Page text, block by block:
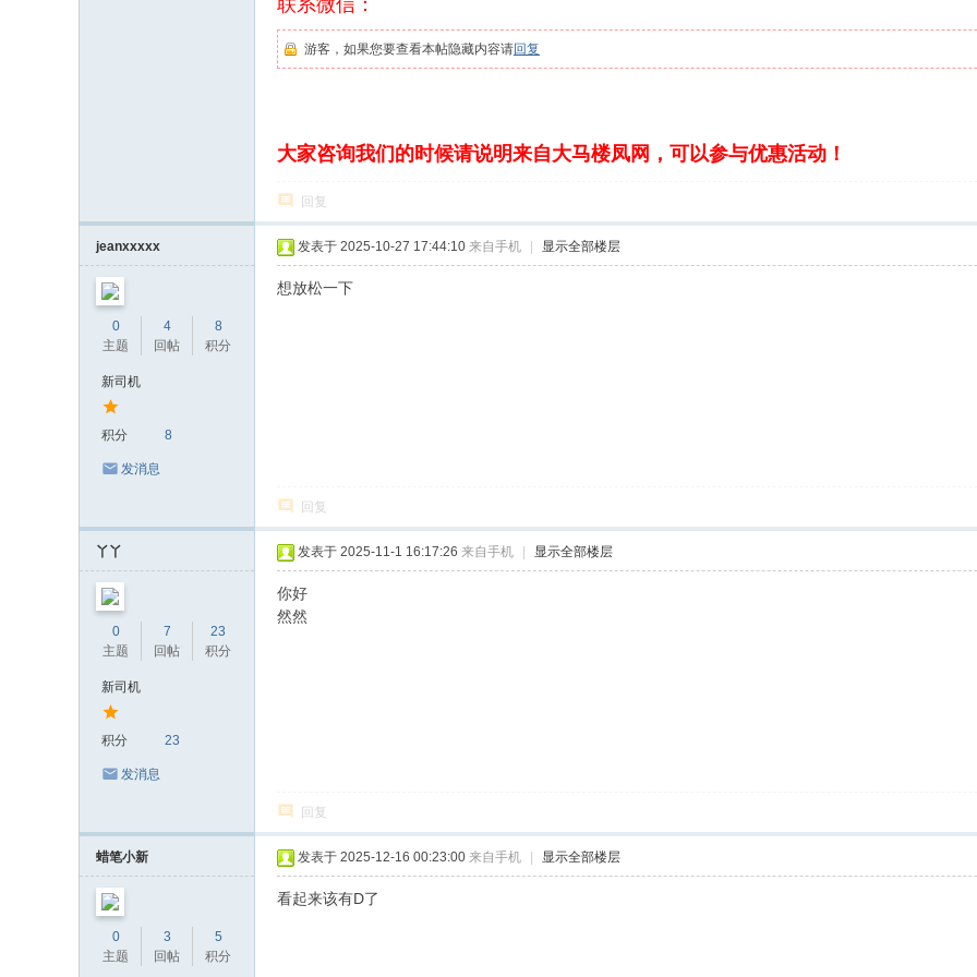
游客，如果您要查看本帖隐藏内容请回复
大家咨询我们的时候请说明来自大马楼凤网，可以参与优惠活动！
回复
jeanxxxxx
0
主题
4
回帖
8
积分
新司机
积分 8
发消息
发表于 2025-10-27 17:44:10 来自手机 显示全部楼层
想放松一下
回复
丫丫
0
主题
7
回帖
23
积分
新司机
积分 23
发消息
发表于 2025-11-1 16:17:26 来自手机 显示全部楼层
你好
然然
回复
蜡笔小新
0
主题
3
回帖
5
积分
发表于 2025-12-16 00:23:00 来自手机 显示全部楼层
看起来该有D了